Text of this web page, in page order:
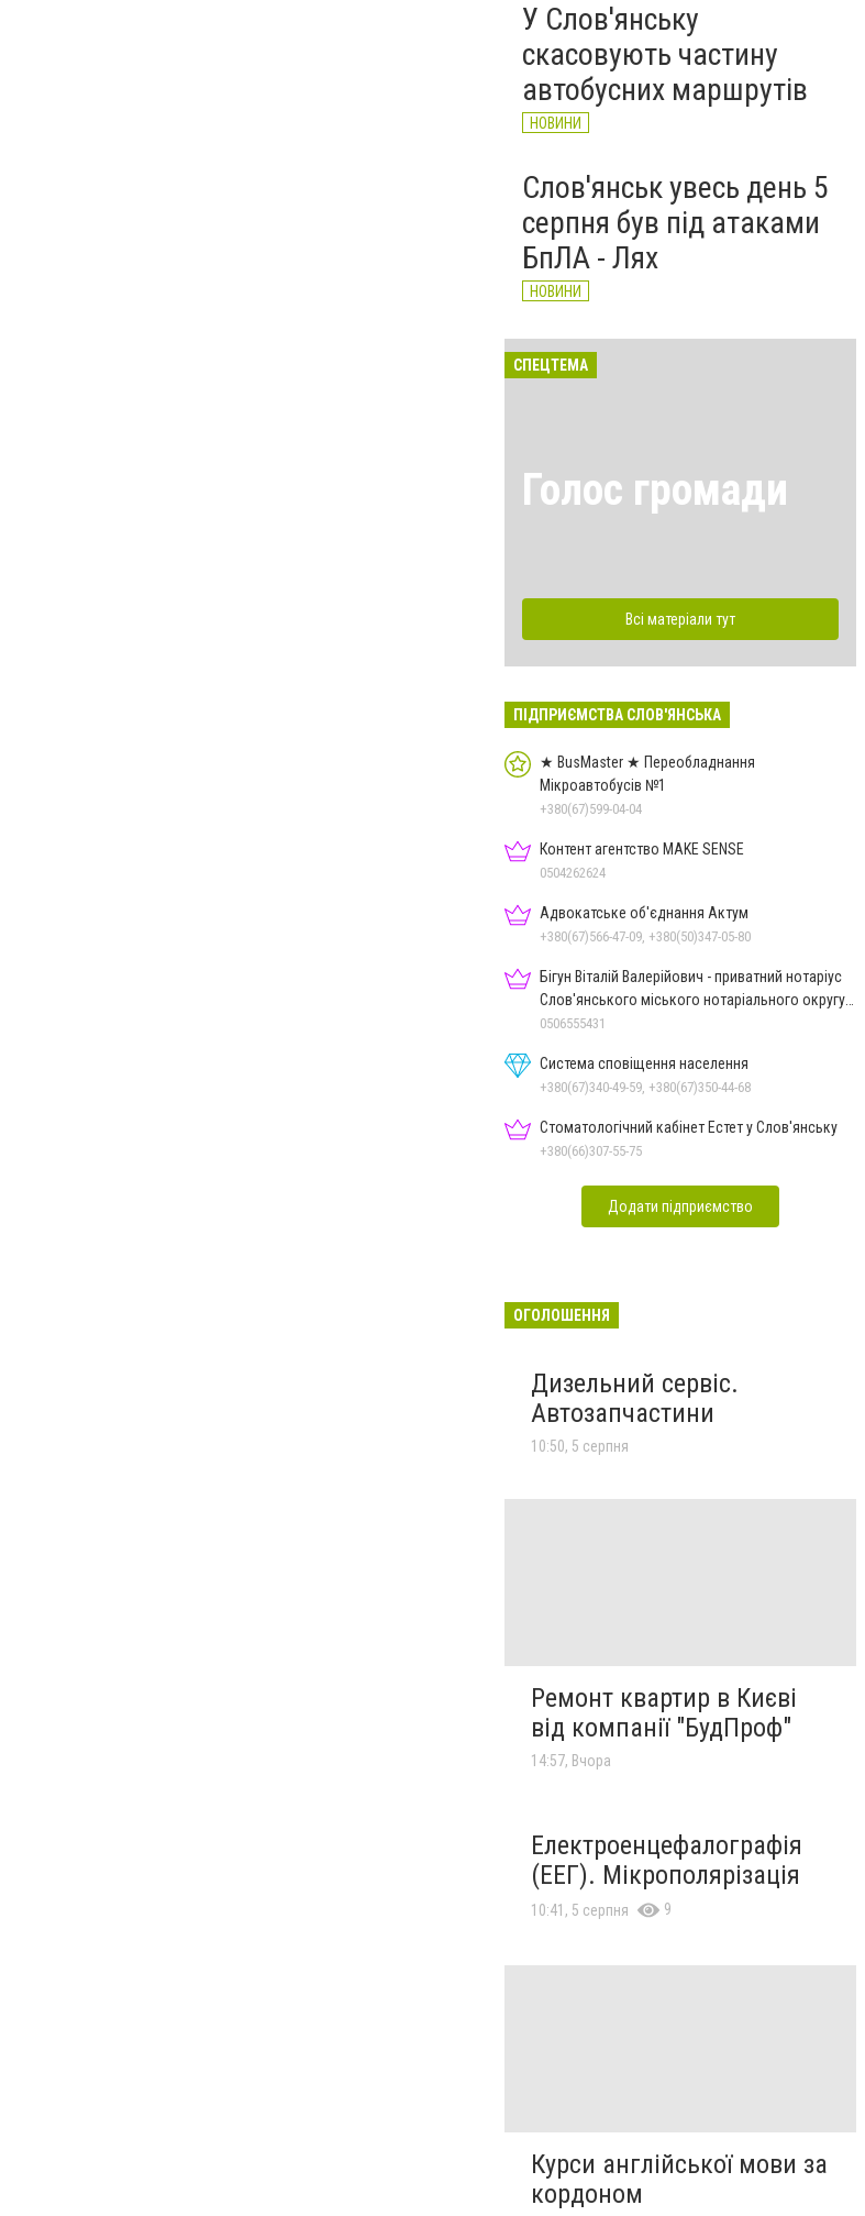
У Слов'янську
скасовують частину
автобусних маршрутів
НОВИНИ
Слов'янськ увесь день 5
серпня був під атаками
БпЛА - Лях
НОВИНИ
СПЕЦТЕМА
Голос громади
Всі матеріали тут
ПІДПРИЄМСТВА СЛОВ'ЯНСЬКА
★ BusMaster ★ Переобладнання
Мікроавтобусів №1
+380(67)599-04-04
Контент агентство MAKE SENSE
0504262624
Адвокатське об'єднання Актум
+380(67)566-47-09, +380(50)347-05-80
Бігун Віталій Валерійович - приватний нотаріус
Слов'янського міського нотаріального округу
Дон.обл.
0506555431
Система сповіщення населення
+380(67)340-49-59, +380(67)350-44-68
Стоматологічний кабінет Естет у Слов'янську
+380(66)307-55-75
Додати підприємство
ОГОЛОШЕННЯ
Дизельний сервіс.
Автозапчастини
10:50, 5 серпня
Ремонт квартир в Києві
від компанії "БудПроф"
14:57, Вчора
Електроенцефалографія
(ЕЕГ). Мікрополярізація
10:41, 5 серпня 9
Курси англійської мови за
кордоном